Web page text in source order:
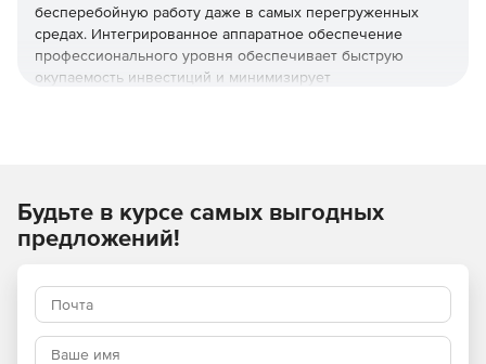
бесперебойную работу даже в самых перегруженных
средах. Интегрированное аппаратное обеспечение
профессионального уровня обеспечивает быструю
окупаемость инвестиций и минимизирует
Access) для стабилизации полосы пропускания
видеосигнала и обнаружения скрытых узлов
беспроводной передачи.
Широкий диапазон рабочих температур (от -30 °C до
+70 °C)
Будьте в курсе самых выгодных
предложений!